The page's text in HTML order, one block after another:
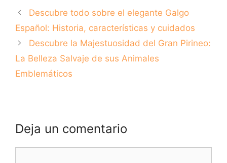
amantes de esta
magnífica raza
Características,
cuidados y
curiosidades
Descubre todo sobre el elegante Galgo
Español: Historia, características y cuidados
Descubre la Majestuosidad del Gran Pirineo:
La Belleza Salvaje de sus Animales
Emblemáticos
Deja un comentario